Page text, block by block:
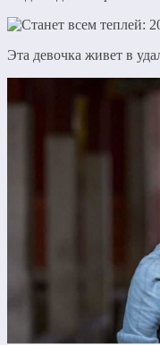
Эта девочка живет в